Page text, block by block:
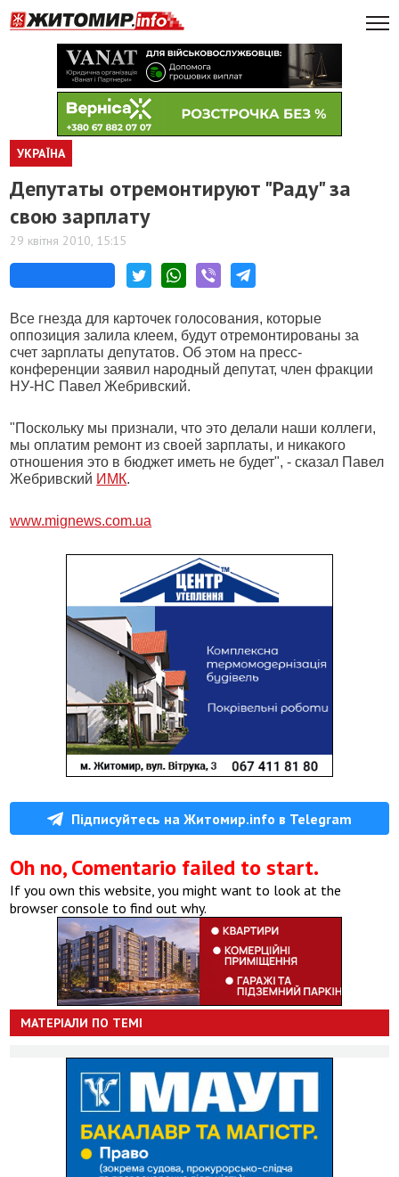
УКРАЇНА
Депутаты отремонтируют "Раду" за
свою зарплату
29 квітня 2010, 15:15
Все гнезда для карточек голосования, которые
оппозиция залила клеем, будут отремонтированы за
счет зарплаты депутатов. Об этом на пресс-
конференции заявил народный депутат, член фракции
НУ-НС Павел Жебривский.
"Поскольку мы признали, что это делали наши коллеги,
мы оплатим ремонт из своей зарплаты, и никакого
отношения это в бюджет иметь не будет", - сказал Павел
Жебривский ИМК.
www.mignews.com.ua
Підписуйтесь на Житомир.info в Telegram
Oh no, Comentario failed to start.
If you own this website, you might want to look at the
browser console to find out why.
МАТЕРІАЛИ ПО ТЕМІ